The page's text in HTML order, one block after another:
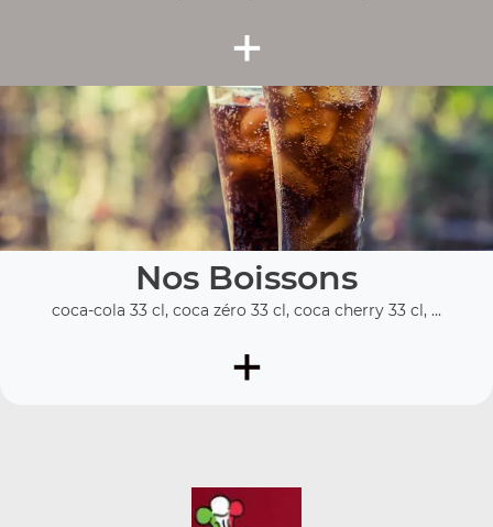
+
Nos Boissons
coca-cola 33 cl, coca zéro 33 cl, coca cherry 33 cl, ...
+